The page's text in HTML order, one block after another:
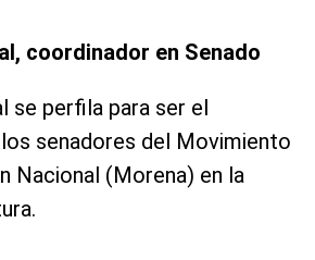
coordinador en Senado
se perfila para ser el
senadores del Movimiento
Nacional (Morena) en la